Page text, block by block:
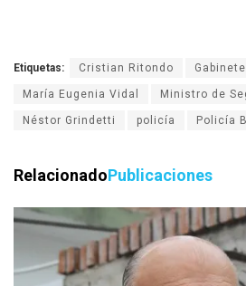
Etiquetas: Cristian Ritondo Gabinete
María Eugenia Vidal Ministro de
Néstor Grindetti policía Policía
RelacionadoPublicaciones